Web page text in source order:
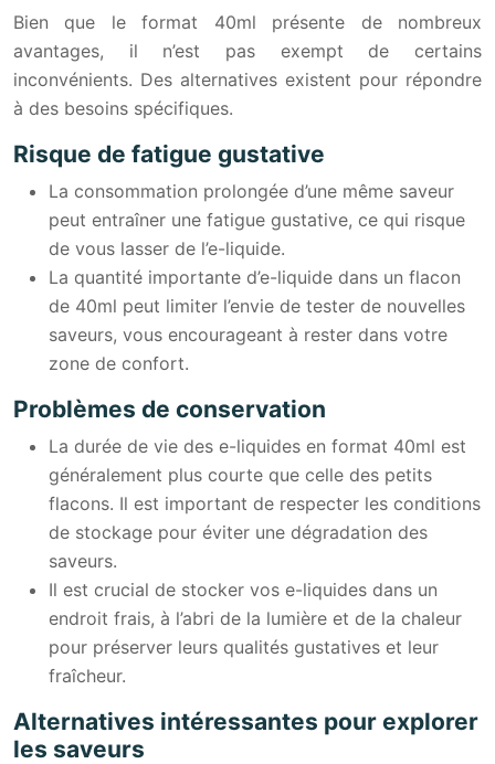
Bien que le format 40ml présente de nombreux
avantages, il n’est pas exempt de certains
inconvénients. Des alternatives existent pour répondre
à des besoins spécifiques.
Risque de fatigue gustative
La consommation prolongée d’une même saveur
peut entraîner une fatigue gustative, ce qui risque
de vous lasser de l’e-liquide.
La quantité importante d’e-liquide dans un flacon
de 40ml peut limiter l’envie de tester de nouvelles
saveurs, vous encourageant à rester dans votre
zone de confort.
Problèmes de conservation
La durée de vie des e-liquides en format 40ml est
généralement plus courte que celle des petits
flacons. Il est important de respecter les conditions
de stockage pour éviter une dégradation des
saveurs.
Il est crucial de stocker vos e-liquides dans un
endroit frais, à l’abri de la lumière et de la chaleur
pour préserver leurs qualités gustatives et leur
fraîcheur.
Alternatives intéressantes pour explorer
les saveurs